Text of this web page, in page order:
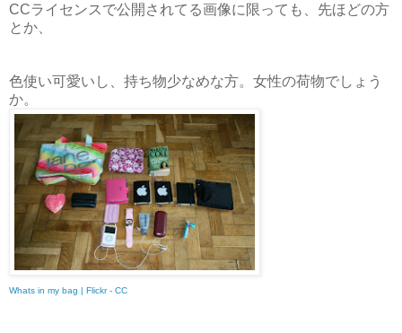
CCライセンスで公開されてる画像に限っても、先ほどの方
とか、
色使い可愛いし、持ち物少なめな方。女性の荷物でしょう
か。
Whats in my bag | Flickr - CC